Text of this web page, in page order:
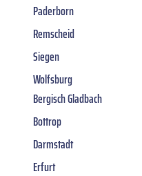
Paderborn
Remscheid
Siegen
Wolfsburg
Bergisch Gladbach
Bottrop
Darmstadt
Erfurt